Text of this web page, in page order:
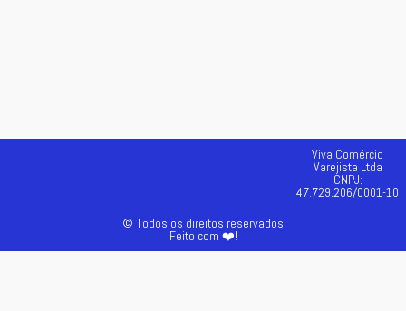
Viva Comércio
Varejista Ltda
CNPJ:
47.729.206/0001-10
© Todos os direitos reservados
Feito com ❤️!